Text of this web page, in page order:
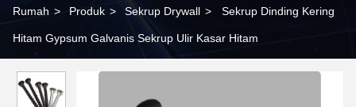
Rumah > Produk > Sekrup Drywall > Sekrup Dinding Kering
Hitam Gypsum Galvanis Sekrup Ulir Kasar Hitam